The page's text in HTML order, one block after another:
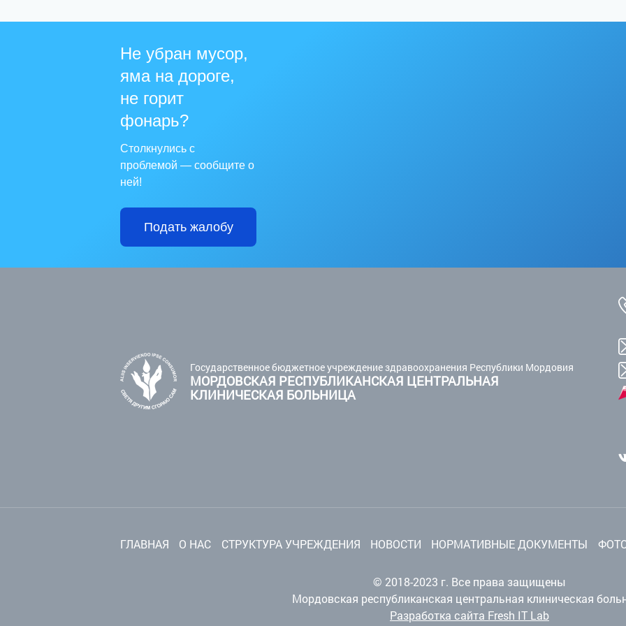
Не убран мусор,
яма на дороге,
не горит
фонарь?
Столкнулись с
проблемой — сообщите о
ней!
Подать жалобу
Государственное бюджетное учреждение здравоохранения Республики Мордовия
МОРДОВСКАЯ РЕСПУБЛИКАНСКАЯ ЦЕНТРАЛЬНАЯ
КЛИНИЧЕСКАЯ БОЛЬНИЦА
ГЛАВНАЯ О НАС СТРУКТУРА УЧРЕЖДЕНИЯ НОВОСТИ НОРМАТИВНЫЕ ДОКУМЕНТЫ
© 2018-2023 г. Все права защищены
Мордовская республиканская центральная клиническая
Разработка сайта Fresh IT Lab